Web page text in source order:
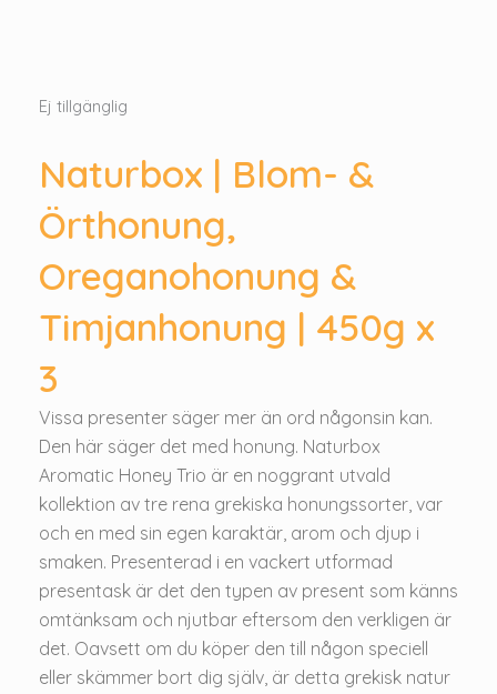
Ej tillgänglig
Naturbox | Blom- &
Örthonung,
Oreganohonung &
Timjanhonung | 450g x
3
Vissa presenter säger mer än ord någonsin kan.
Den här säger det med honung. Naturbox
Aromatic Honey Trio är en noggrant utvald
kollektion av tre rena grekiska honungssorter, var
och en med sin egen karaktär, arom och djup i
smaken. Presenterad i en vackert utformad
presentask är det den typen av present som känns
omtänksam och njutbar eftersom den verkligen är
det. Oavsett om du köper den till någon speciell
eller skämmer bort dig själv, är detta grekisk natur